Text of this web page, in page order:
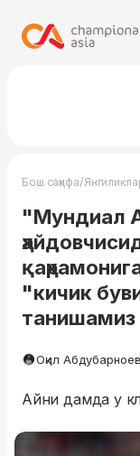
Бош саҳифа/
"Мундиал
"кичик
танишамиз
Оқил Абдубарноев
Айни дамда у